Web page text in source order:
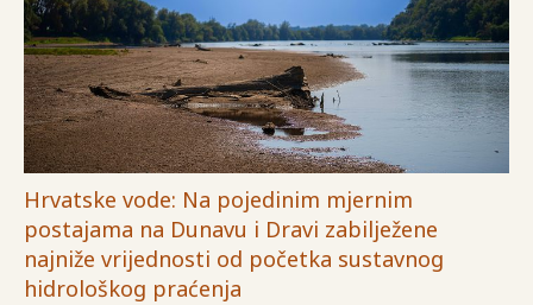
Hrvatske vode: Na pojedinim mjernim
postajama na Dunavu i Dravi zabilježene
najniže vrijednosti od početka sustavnog
hidrološkog praćenja